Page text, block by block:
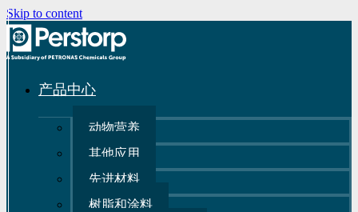
Skip to content
产品中心
动物营养
其他应用
先进材料
树脂和涂料